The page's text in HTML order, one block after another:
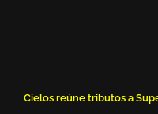
Cielos reúne tributos a